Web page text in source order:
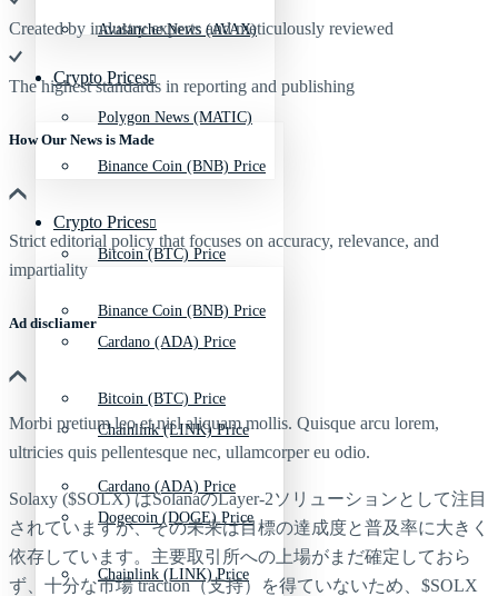
Crypto Prices
Binance Coin (BNB) Price
Bitcoin (BTC) Price
Cardano (ADA) Price
Chainlink (LINK) Price
Dogecoin (DOGE) Price
Avalanche News (AVAX)
Polygon News (MATIC)
Crypto Prices
Binance Coin (BNB) Price
Bitcoin (BTC) Price
Cardano (ADA) Price
Chainlink (LINK) Price
Created by industry experts and meticulously reviewed
The highest standards in reporting and publishing
How Our News is Made
Strict editorial policy that focuses on accuracy, relevance, and
impartiality
Ad discliamer
Morbi pretium leo et nisl aliquam mollis. Quisque arcu lorem,
ultricies quis pellentesque nec, ullamcorper eu odio.
Solaxy ($SOLX) はSolanaのLayer-2ソリューションとして注目
されていますが、その未来は目標の達成度と普及率に大きく
依存しています。主要取引所への上場がまだ確定しておら
ず、十分な市場 traction（支持）を得ていないため、$SOLX